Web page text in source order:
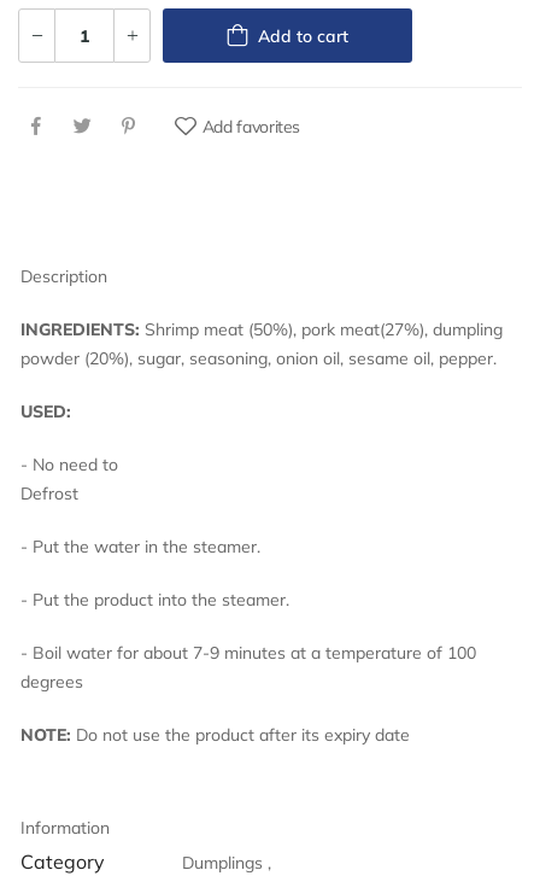
Add to cart
Add favorites
Description
INGREDIENTS: Shrimp meat (50%), pork meat(27%), dumpling
powder (20%), sugar, seasoning, onion oil, sesame oil, pepper.
USED:
- No need to
- Put the water in the steamer.
- Put the product into the steamer.
- Boil water for about 7-9 minutes at a temperature of 100
degrees
NOTE: Do not use the product after its expiry date
Information
Category Dumplings ,